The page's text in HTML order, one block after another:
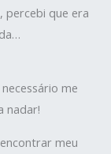
percebi que era
me
nadar!
meu